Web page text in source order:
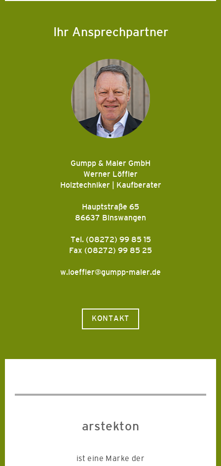
Ihr Ansprechpartner
Gumpp & Maier GmbH
Werner Löffler
Holztechniker | Kaufberater
Hauptstraße 65
86637 Binswangen
Tel. (08272) 99 85 15
Fax (08272) 99 85 25
w.loeffler@gumpp-maier.de
KONTAKT
arstekton
ist eine Marke der